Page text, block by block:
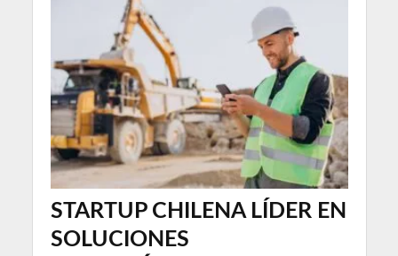
STARTUP CHILENA LÍDER EN
SOLUCIONES